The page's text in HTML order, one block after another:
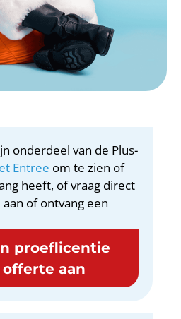
onderdeel van de Plus-
Entree om te zien of
heeft, of vraag direct
of ontvang een
proeflicentie
aan